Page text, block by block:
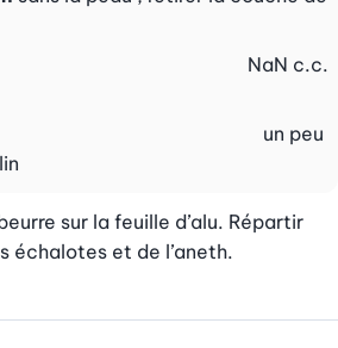
NaN c.c.
un peu
sur la feuille d’alu. Répartir
échalotes et de l’aneth.